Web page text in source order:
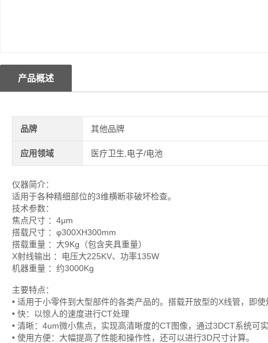
产品概述
品牌 其他品牌
应用领域 医疗卫生,电子/电池
仪器简介：
适用于各种精细部位的3维横断非破坏检查。
技术参数：
焦点尺寸 ：4μm
搭载尺寸 ：φ300XH300mm
搭载重量 ：大9Kg（包含夹具重量）
X射线输出 ：电压大225KV、功率135W
机器重量 ：约3000Kg
主要特点：
• 适用于小零件到大型部件的各类产品的。搭载开放型的X线管，即
• 快：以惊人的速度进行CT处理
• 清晰：4um微小焦点，实现高清晰度的CT图像，通过3DCT系统
• 使用方便：大幅提高了性能和操作性，还可以进行3D尺寸计算。